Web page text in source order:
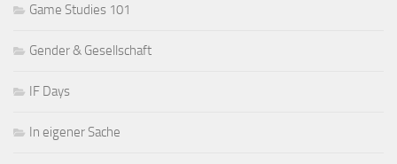
Game Studies 101
Gender & Gesellschaft
IF Days
In eigener Sache